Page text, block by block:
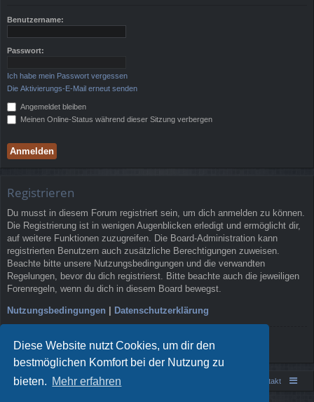
Diese Website nutzt Cookies, um dir den
bestmöglichen Komfort bei der Nutzung zu
bieten. Mehr erfahren
f
Benutzername:
Passwort:
Ich habe mein Passwort vergessen
Die Aktivierungs-E-Mail erneut senden
Angemeldet bleiben
Meinen Online-Status während dieser Sitzung verbergen
Registrieren
Du musst in diesem Forum registriert sein, um dich anmelden zu können.
Die Registrierung ist in wenigen Augenblicken erledigt und ermöglicht dir,
auf weitere Funktionen zuzugreifen. Die Board-Administration kann
registrierten Benutzern auch zusätzliche Berechtigungen zuweisen.
Beachte bitte unsere Nutzungsbedingungen und die verwandten
Regelungen, bevor du dich registrierst. Bitte beachte auch die jeweiligen
Forenregeln, wenn du dich in diesem Board bewegst.
Nutzungsbedingungen | Datenschutzerklärung
Registrieren
Portal Foren-Übersicht Kontakt